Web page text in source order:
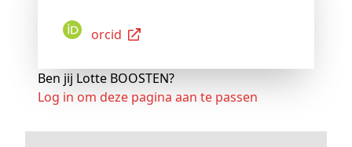
Orcid
Ben jij Lotte BOOSTEN?
Log in om deze pagina aan te passen